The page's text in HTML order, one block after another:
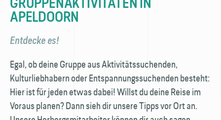
APELDOORN
Entdecke es!
Egal, ob deine Gruppe aus Aktivitätssuchenden,
Kulturliebhabern oder Entspannungssuchenden besteht:
Hier ist für jeden etwas dabei! Willst du deine Reise im
Voraus planen? Dann sieh dir unsere Tipps vor Ort an.